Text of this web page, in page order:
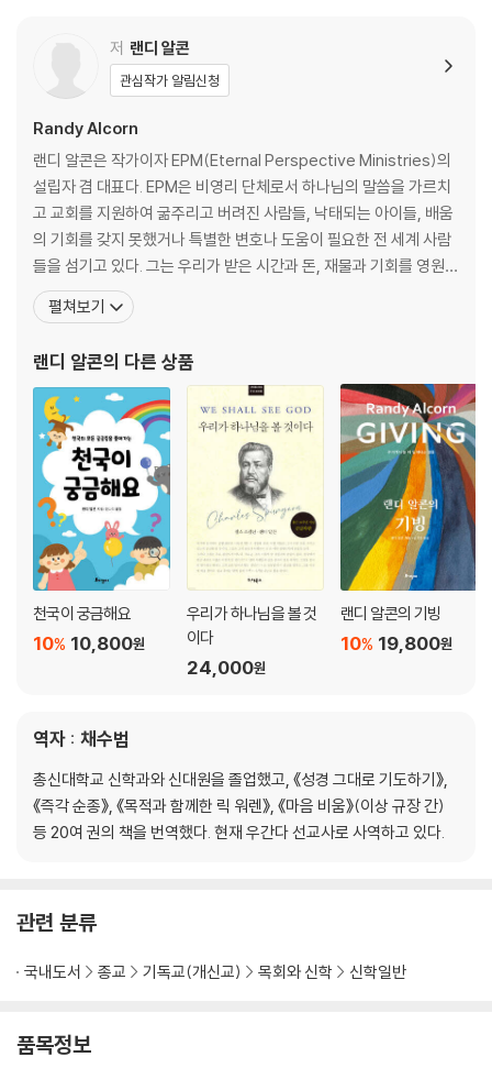
07 천국에서 가장 중요한 것
08 나는 어떤 모습일까?
09 지루하고 할 일 없는 곳?
10 천국에서도 노동을 한다?
11 또 다른 세상에서 산다는 것
12 천국에도 시간이 존재할까?
13 이 세상에서의 삶이 기억날까?
14 기억할 일과 잊어버릴 일
15 천국에서 세상을 볼 수 있는가?
16 더 큰 기적을 바라보다
17 내일을 위한 오늘의 섬김
18 구원과 상급과 용서의 상관관계
19 천국을 누리는 법
20 하나님이 주시는 상급
21 단 한 번의 기회
22 인생을 바라보는 눈
23 영원한 보물
25 천국은 아직도 진행 중
저 랜디 알콘
관심작가 알림신청
Randy Alcorn
랜디 알콘은 작가이자 EPM(Eternal Perspective Ministries)의
설립자 겸 대표다. EPM은 비영리 단체로서 하나님의 말씀을 가르치
고 교회를 지원하여 굶주리고 버려진 사람들, 낙태되는 아이들, 배움
의 기회를 갖지 못했거나 특별한 변호나 도움이 필요한 전 세계 사람
들을 섬기고 있다. 그는 우리가 받은 시간과 돈, 재물과 기회를 영원의
관점에서 사용할 것을 도전하면서 동시에 가난한 이들을 돌보는 사역
에 집중적으로 투자하라고 설득한다. 그는 오늘날 기독교 진리에 담
로써 이 일을 이루어가고 있
펼쳐보기
랜디 알콘의 다른 상품
천국이 궁금해요
10,800원
10%
우리가 하나님을 볼 것
이다
24,000원
랜디 알콘의 기빙
19,800원
10%
역자 : 채수범
총신대학교 신학과와 신대원을 졸업했고, 《성경 그대로 기도하기》,
《즉각 순종》, 《목적과 함께한 릭 워렌》, 《마음 비움》(이상 규장 간)
등 20여 권의 책을 번역했다. 현재 우간다 선교사로 사역하고 있다.
관련 분류
국내도서 종교 기독교(개신교) 목회와 신학 신학일반
품목정보